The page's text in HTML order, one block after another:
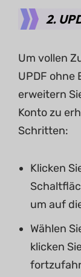
2.
Um vollen
UPDF ohne
erweitern
Konto zu
Schritten:
Klicken
um auf
Wählen
klicken